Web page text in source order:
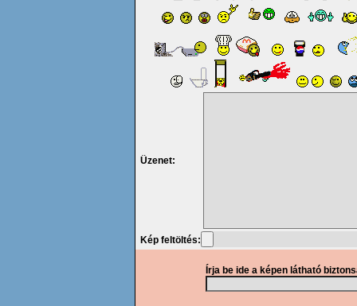
Üzenet:
Kép feltöltés:
Írja be ide a képen látható